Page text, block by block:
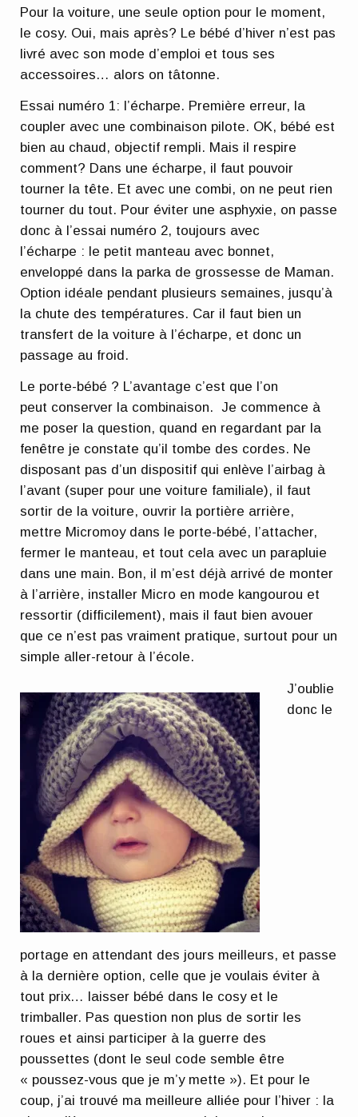
Pour la voiture, une seule option pour le moment,
le cosy. Oui, mais après? Le bébé d’hiver n’est pas
livré avec son mode d’emploi et tous ses
accessoires… alors on tâtonne.
Essai numéro 1: l’écharpe. Première erreur, la
coupler avec une combinaison pilote. OK, bébé est
bien au chaud, objectif rempli. Mais il respire
comment? Dans une écharpe, il faut pouvoir
tourner la tête. Et avec une combi, on ne peut rien
tourner du tout. Pour éviter une asphyxie, on passe
donc à l’essai numéro 2, toujours avec
l’écharpe : le petit manteau avec bonnet,
enveloppé dans la parka de grossesse de Maman.
Option idéale pendant plusieurs semaines, jusqu’à
la chute des températures. Car il faut bien un
transfert de la voiture à l’écharpe, et donc un
passage au froid.
Le porte-bébé ? L’avantage c’est que l’on
peut conserver la combinaison. Je commence à
me poser la question, quand en regardant par la
fenêtre je constate qu’il tombe des cordes. Ne
disposant pas d’un dispositif qui enlève l’airbag à
l’avant (super pour une voiture familiale), il faut
sortir de la voiture, ouvrir la portière arrière,
mettre Micromoy dans le porte-bébé, l’attacher,
fermer le manteau, et tout cela avec un parapluie
dans une main. Bon, il m’est déjà arrivé de monter
à l’arrière, installer Micro en mode kangourou et
ressortir (difficilement), mais il faut bien avouer
que ce n’est pas vraiment pratique, surtout pour un
simple aller-retour à l’école.
J’oublie
donc le
portage en attendant des jours meilleurs, et passe
à la dernière option, celle que je voulais éviter à
tout prix… laisser bébé dans le cosy et le
trimballer. Pas question non plus de sortir les
roues et ainsi participer à la guerre des
poussettes (dont le seul code semble être
« poussez-vous que je m’y mette »). Et pour le
coup, j’ai trouvé ma meilleure alliée pour l’hiver : la